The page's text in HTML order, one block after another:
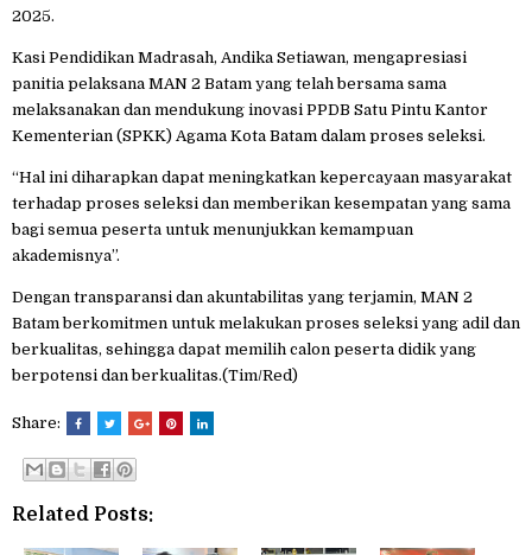
2025.
Kasi Pendidikan Madrasah, Andika Setiawan, mengapresiasi
panitia pelaksana MAN 2 Batam yang telah bersama sama
melaksanakan dan mendukung inovasi PPDB Satu Pintu Kantor
Kementerian (SPKK) Agama Kota Batam dalam proses seleksi.
“Hal ini diharapkan dapat meningkatkan kepercayaan masyarakat
terhadap proses seleksi dan memberikan kesempatan yang sama
bagi semua peserta untuk menunjukkan kemampuan
akademisnya”.
Dengan transparansi dan akuntabilitas yang terjamin, MAN 2
Batam berkomitmen untuk melakukan proses seleksi yang adil dan
berkualitas, sehingga dapat memilih calon peserta didik yang
berpotensi dan berkualitas.(Tim/Red)
Share:
Related Posts: